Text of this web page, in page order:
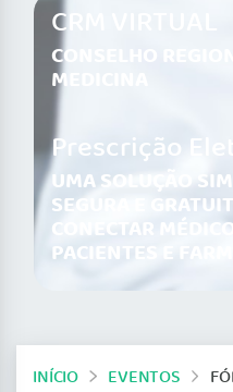
CRM VIRTUAL
CONSELHO
MEDICINA
Prescrição
UMA SOLUÇÃO
SEGURA E
CONECTAR
PACIENTES E
INÍCIO EVENTOS